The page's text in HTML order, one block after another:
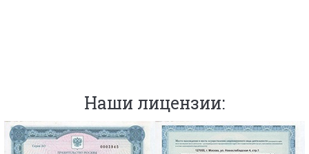
Наши лицензии: